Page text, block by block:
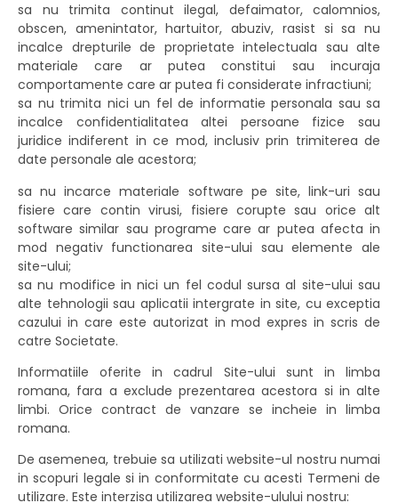
sa nu trimita continut ilegal, defaimator, calomnios,
obscen, amenintator, hartuitor, abuziv, rasist si sa nu
incalce drepturile de proprietate intelectuala sau alte
materiale care ar putea constitui sau incuraja
comportamente care ar putea fi considerate infractiuni;
sa nu trimita nici un fel de informatie personala sau sa
incalce confidentialitatea altei persoane fizice sau
juridice indiferent in ce mod, inclusiv prin trimiterea de
date personale ale acestora;
sa nu incarce materiale software pe site, link-uri sau
fisiere care contin virusi, fisiere corupte sau orice alt
software similar sau programe care ar putea afecta in
mod negativ functionarea site-ului sau elemente ale
site-ului;
sa nu modifice in nici un fel codul sursa al site-ului sau
alte tehnologii sau aplicatii intergrate in site, cu exceptia
cazului in care este autorizat in mod expres in scris de
catre Societate.
Informatiile oferite in cadrul Site-ului sunt in limba
romana, fara a exclude prezentarea acestora si in alte
limbi. Orice contract de vanzare se incheie in limba
romana.
De asemenea, trebuie sa utilizati website-ul nostru numai
in scopuri legale si in conformitate cu acesti Termeni de
utilizare. Este interzisa utilizarea website-ulului nostru: